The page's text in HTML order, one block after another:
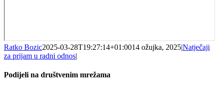
Ratko Bozic2025-03-28T19:27:14+01:0014 ožujka, 2025|Natječaji
za prijam u radni odnos|
Podijeli na društvenim mrežama